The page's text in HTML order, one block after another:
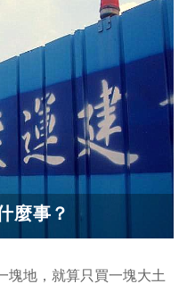
麼事？
塊地，就算只買一塊大土